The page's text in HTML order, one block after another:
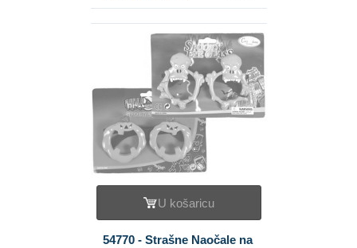
U košaricu
54770 - Strašne Naočale na